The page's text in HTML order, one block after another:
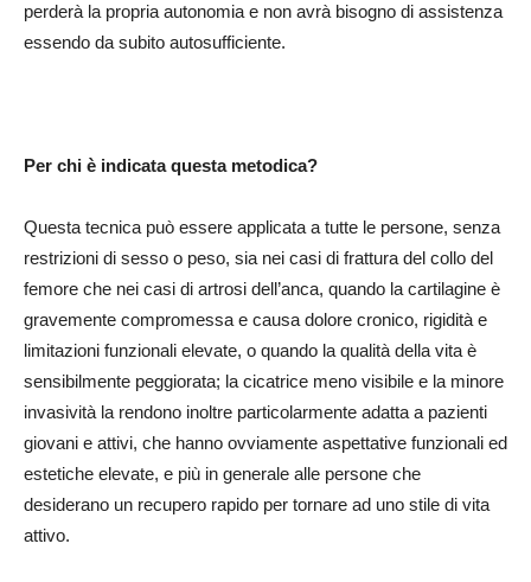
perderà la propria autonomia e non avrà bisogno di assistenza
essendo da subito autosufficiente.
Per chi è indicata questa metodica?
Questa tecnica può essere applicata a tutte le persone, senza
restrizioni di sesso o peso, sia nei casi di frattura del collo del
femore che nei casi di artrosi dell’anca, quando la cartilagine è
gravemente compromessa e causa dolore cronico, rigidità e
limitazioni funzionali elevate, o quando la qualità della vita è
sensibilmente peggiorata; la cicatrice meno visibile e la minore
invasività la rendono inoltre particolarmente adatta a pazienti
giovani e attivi, che hanno ovviamente aspettative funzionali ed
estetiche elevate, e più in generale alle persone che
desiderano un recupero rapido per tornare ad uno stile di vita
attivo.